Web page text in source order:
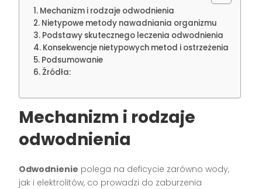
Mechanizm i rodzaje odwodnienia
Nietypowe metody nawadniania organizmu
Podstawy skutecznego leczenia odwodnienia
Konsekwencje nietypowych metod i ostrzeżenia
Podsumowanie
Źródła:
Mechanizm i rodzaje
odwodnienia
Odwodnienie polega na deficycie zarówno wody,
jak i elektrolitów, co prowadzi do zaburzenia